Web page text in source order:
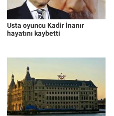
Usta oyuncu Kadir İnanır
hayatını kaybetti